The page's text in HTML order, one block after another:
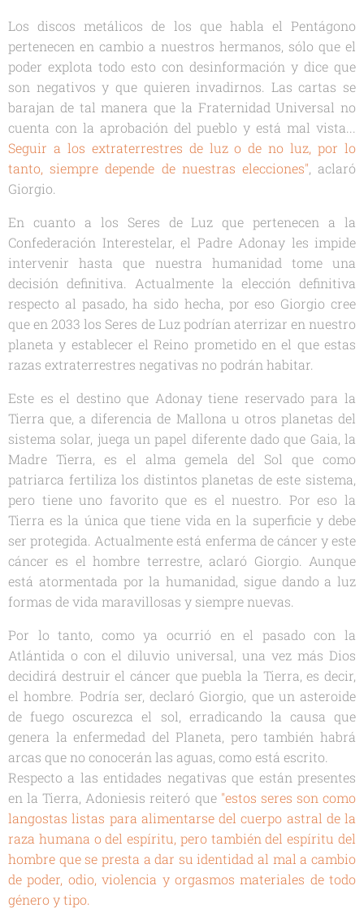
Los discos metálicos de los que habla el Pentágono
pertenecen en cambio a nuestros hermanos, sólo que el
poder explota todo esto con desinformación y dice que
son negativos y que quieren invadirnos. Las cartas se
barajan de tal manera que la Fraternidad Universal no
cuenta con la aprobación del pueblo y está mal vista...
Seguir a los extraterrestres de luz o de no luz, por lo
tanto, siempre depende de nuestras elecciones", aclaró
Giorgio.
En cuanto a los Seres de Luz que pertenecen a la
Confederación Interestelar, el Padre Adonay les impide
intervenir hasta que nuestra humanidad tome una
decisión definitiva. Actualmente la elección definitiva
respecto al pasado, ha sido hecha, por eso Giorgio cree
que en 2033 los Seres de Luz podrían aterrizar en nuestro
planeta y establecer el Reino prometido en el que estas
razas extraterrestres negativas no podrán habitar.
Este es el destino que Adonay tiene reservado para la
Tierra que, a diferencia de Mallona u otros planetas del
sistema solar, juega un papel diferente dado que Gaia, la
Madre Tierra, es el alma gemela del Sol que como
patriarca fertiliza los distintos planetas de este sistema,
pero tiene uno favorito que es el nuestro. Por eso la
Tierra es la única que tiene vida en la superficie y debe
ser protegida. Actualmente está enferma de cáncer y este
cáncer es el hombre terrestre, aclaró Giorgio. Aunque
está atormentada por la humanidad, sigue dando a luz
formas de vida maravillosas y siempre nuevas.
Por lo tanto, como ya ocurrió en el pasado con la
Atlántida o con el diluvio universal, una vez más Dios
decidirá destruir el cáncer que puebla la Tierra, es decir,
el hombre. Podría ser, declaró Giorgio, que un asteroide
de fuego oscurezca el sol, erradicando la causa que
genera la enfermedad del Planeta, pero también habrá
arcas que no conocerán las aguas, como está escrito.
Respecto a las entidades negativas que están presentes
en la Tierra, Adoniesis reiteró que "estos seres son como
langostas listas para alimentarse del cuerpo astral de la
raza humana o del espíritu, pero también del espíritu del
hombre que se presta a dar su identidad al mal a cambio
de poder, odio, violencia y orgasmos materiales de todo
género y tipo.